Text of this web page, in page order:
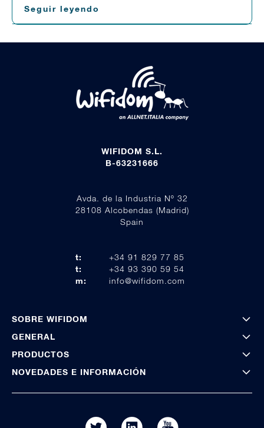
Seguir leyendo
WIFIDOM S.L.
B-63231666
Avda. de la Industria Nº 32
28108 Alcobendas (Madrid)
Spain
t:
+34 91 829 77 85
t:
+34 93 390 59 54
m:
info@wifidom.com
SOBRE WIFIDOM
GENERAL
PRODUCTOS
NOVEDADES E INFORMACIÓN